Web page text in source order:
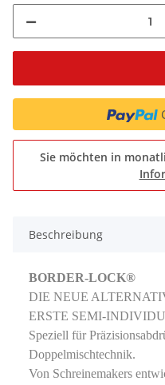
Sie möchten in
Beschreibung
BORDER-LOCK®
DIE NEUE
ERSTE SEMI-
Speziell für
Doppelmischtechnik.
Von Schreinemakers